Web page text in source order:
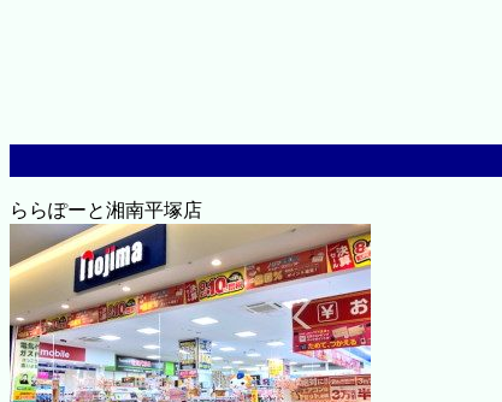
ららぽーと湘南平塚店